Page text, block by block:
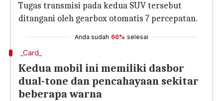
Tugas transmisi pada kedua SUV tersebut
ditangani oleh gearbox otomatis 7 percepatan.
Anda sudah 66% selesai
_Card_
Kedua mobil ini memiliki dasbor
dual-tone dan pencahayaan sekitar
beberapa warna